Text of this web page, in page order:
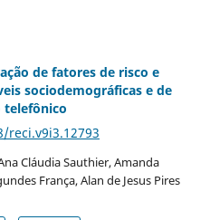
de fatores de risco e
sociodemográficas e de
telefônico
Cláudia Sauthier, Amanda
França, Alan de Jesus Pires